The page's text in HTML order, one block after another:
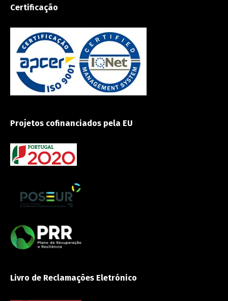
Certificação
Projetos cofinanciados pela EU
Livro de Reclamações Eletrónico